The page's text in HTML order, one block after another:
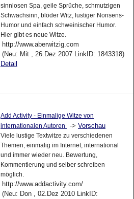
sinnlosen Spa, geile Sprüche, schmutzigen
Schwachsinn, blöder Witz, lustiger Nonsens-
Humor und einfach schweinischer Humor.
Hier gibt es neue Witze.
http://www.aberwitzig.com
(Neu: Mit , 26.Dez 2007 LinkID: 1843318)
Detail
Add Activity - Einmalige Witze von
internationalen Autoren
-> Vorschau
Viele lustige Textwitze zu verschiedenen
Themen, einmalig im Internet, international
und immer wieder neu. Bewertung,
Kommentierung und selber schreiben
möglich.
http://www.addactivity.com/
(Neu: Don , 02.Dez 2010 LinkID: